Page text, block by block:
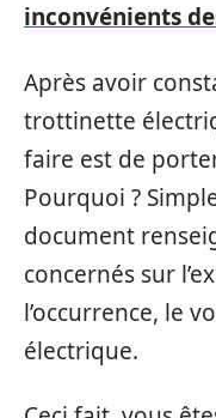
inconvénients
Après avoir
trottinette
faire est de
Pourquoi ?
document
concernés sur
l’occurrence, le
électrique.